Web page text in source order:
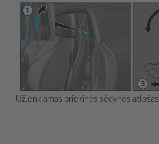
Užlenkiamas priekinės sėdynės atlošas